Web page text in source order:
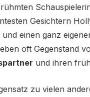
Gesichtern
und einen ganz
oft Gegenstand
und ihren
zu vielen